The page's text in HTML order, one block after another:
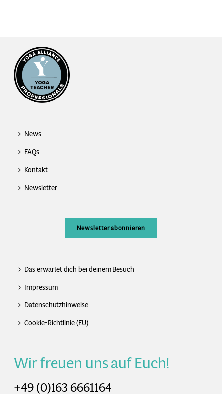
News
FAQs
Kontakt
Newsletter
Newsletter abonnieren
Das erwartet dich bei deinem Besuch
Impressum
Datenschutzhinweise
Cookie-Richtlinie (EU)
Wir freuen uns auf Euch!
+49 (0)163 6661164